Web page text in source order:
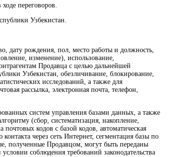
переговоров.
Узбекистан.
дату рождения, пол, место работы и должность,
изменение), использование,
Продавца с целью дальнейшей
Узбекистан, обезличивание, блокирование,
исследований, а также для
рассылка, электронная почта, телефон,
систем управления базами данных, а также
(сбор, систематизация, накопление,
кодов с базой кодов, автоматическая
через сеть Интернет, сегментация базы по
полученные Продавцом, могут быть переданы
соблюдения требований законодательства